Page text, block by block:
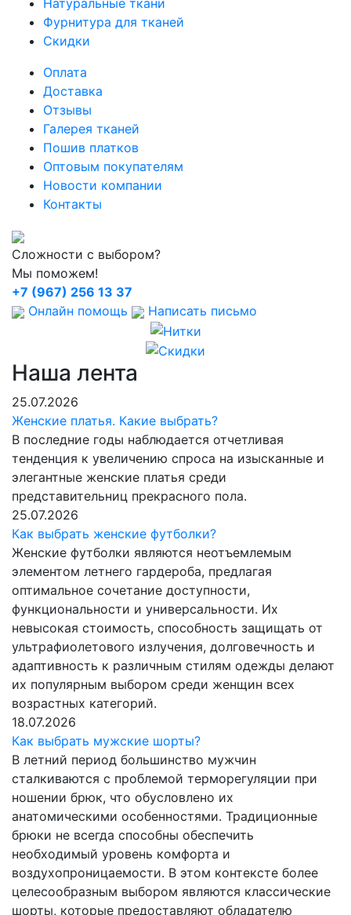
Фурнитура для тканей
Скидки
Оплата
Доставка
Отзывы
Галерея тканей
Пошив платков
Оптовым покупателям
Новости компании
Контакты
Сложности с выбором?
Мы поможем!
+7 (967) 256 13 37
Онлайн помощь
Написать письмо
Наша лента
25.07.2026
Женские платья. Какие выбрать?
В последние годы наблюдается отчетливая
тенденция к увеличению спроса на изысканные и
элегантные женские платья среди
представительниц прекрасного пола.
25.07.2026
Как выбрать женские футболки?
Женские футболки являются неотъемлемым
элементом летнего гардероба, предлагая
оптимальное сочетание доступности,
функциональности и универсальности. Их
невысокая стоимость, способность защищать от
ультрафиолетового излучения, долговечность и
адаптивность к различным стилям одежды делают
их популярным выбором среди женщин всех
возрастных категорий.
18.07.2026
Как выбрать мужские шорты?
В летний период большинство мужчин
сталкиваются с проблемой терморегуляции при
ношении брюк, что обусловлено их
анатомическими особенностями. Традиционные
брюки не всегда способны обеспечить
необходимый уровень комфорта и
воздухопроницаемости. В этом контексте более
целесообразным выбором являются классические
шорты, которые предоставляют обладателю